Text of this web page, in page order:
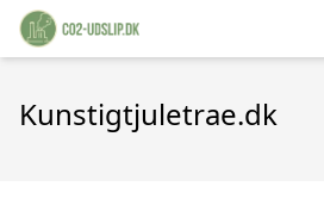
Kunstigtjuletrae.dk